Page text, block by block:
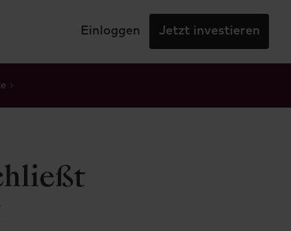
Einloggen Jetzt investieren